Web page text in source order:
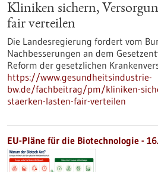
Kliniken sichern,
fair verteilen
Die Landesregierung fordert vom
Nachbesserungen an dem
Reform der gesetzlichen
https://www.gesundheitsindustrie-
bw.de/fachbeitrag/pm/kliniken-
staerken-lasten-fair-verteilen
EU-Pläne für die Biotechnologie -